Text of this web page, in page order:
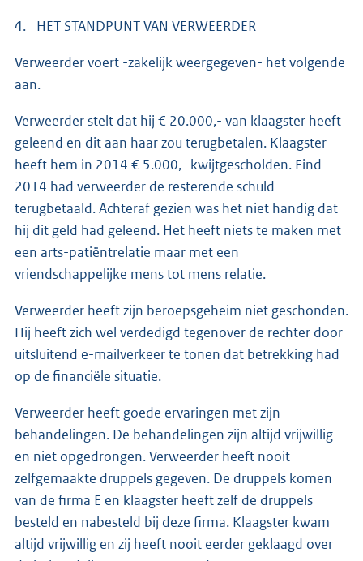
4. HET STANDPUNT VAN VERWEERDER
Verweerder voert -zakelijk weergegeven- het volgende
aan.
Verweerder stelt dat hij € 20.000,- van klaagster heeft
geleend en dit aan haar zou terugbetalen. Klaagster
heeft hem in 2014 € 5.000,- kwijtgescholden. Eind
2014 had verweerder de resterende schuld
terugbetaald. Achteraf gezien was het niet handig dat
hij dit geld had geleend. Het heeft niets te maken met
een arts-patiëntrelatie maar met een
vriendschappelijke mens tot mens relatie.
Verweerder heeft zijn beroepsgeheim niet geschonden.
Hij heeft zich wel verdedigd tegenover de rechter door
uitsluitend e-mailverkeer te tonen dat betrekking had
op de financiële situatie.
Verweerder heeft goede ervaringen met zijn
behandelingen. De behandelingen zijn altijd vrijwillig
en niet opgedrongen. Verweerder heeft nooit
zelfgemaakte druppels gegeven. De druppels komen
van de firma E en klaagster heeft zelf de druppels
besteld en nabesteld bij deze firma. Klaagster kwam
altijd vrijwillig en zij heeft nooit eerder geklaagd over